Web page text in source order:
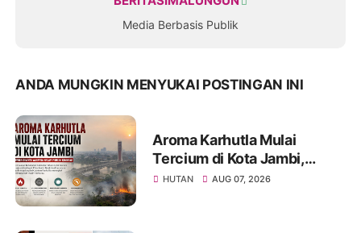
Media Berbasis Publik
ANDA MUNGKIN MENYUKAI POSTINGAN INI
Aroma Karhutla Mulai
Tercium di Kota Jambi,
Warga Diminta Waspada
HUTAN AUG 07, 2026